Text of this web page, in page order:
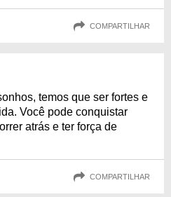
COMPARTILHAR
temos que ser fortes e
Você pode conquistar
atrás e ter força de
COMPARTILHAR